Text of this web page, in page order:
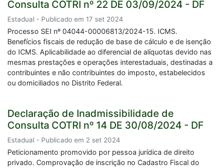
Consulta COTRI nº 22 DE 03/09/2024 - DF
Estadual - Publicado em 17 set 2024
Processo SEI nº 04044-00006813/2024-15. ICMS.
Benefícios fiscais de redução de base de cálculo e de isenção
do ICMS. Aplicabilidade ao diferencial de alíquotas devido nas
mesmas prestações e operações interestaduais, destinadas a
contribuintes e não contribuintes do imposto, estabelecidos
ou domiciliados no Distrito Federal.
Declaração de Inadmissibilidade de
Consulta COTRI nº 14 DE 30/08/2024 - DF
Estadual - Publicado em 2 set 2024
Peticionamento promovido por pessoa jurídica de direito
privado. Comprovação de inscrição no Cadastro Fiscal do